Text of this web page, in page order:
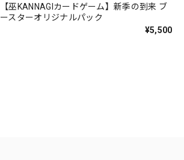
【巫KANNAGIカードゲーム】新季の到来 ブ
ースターオリジナルパック
¥5,500